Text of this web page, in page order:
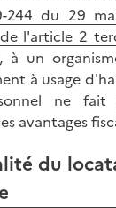
244 du 29
l'article 2
, à un
à usage
ne fait
avantages
du